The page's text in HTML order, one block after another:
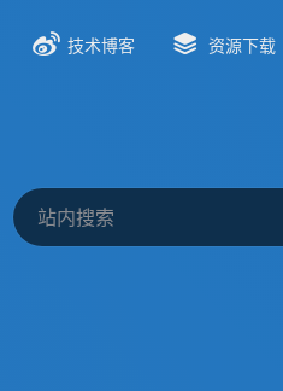
技术博客 资源下载